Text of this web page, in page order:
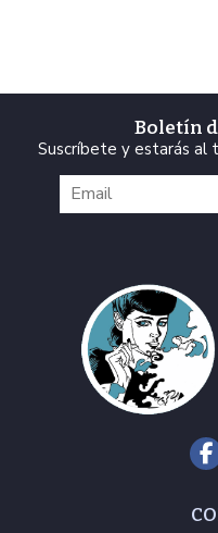
Boletín
Suscríbete y estarás al